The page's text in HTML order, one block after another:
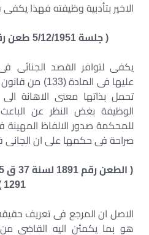
الاخير بتأدبية وظيفته فهذا
( جلسة 5/12/1951 طعن رقم 1885 سنة 20ق )
يكفى لتوافر القصد الجنائى
عليها فى المادة
تحمل بذاتها معنى الاهانة
الوظيفة بغض النظر عن
للمحكمة صدور الالفاظ المهينة
صراحة فى حكمها على ان الجانى
1291 )
الاصل ان المرجع فى تعريف
هو بما يكمئن اليه القاضى